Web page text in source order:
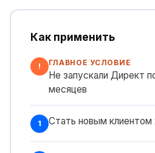
Как применить
! ГЛАВНОЕ УСЛОВИЕ
Не запускали Директ
месяцев
1 Стать новым